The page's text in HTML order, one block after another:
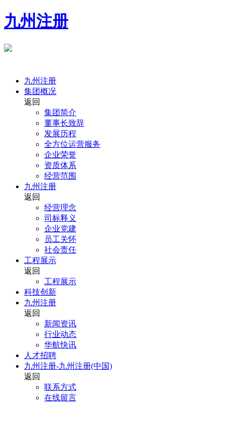
九州注册
九州注册
集团概况
返回
集团简介
董事长致辞
发展历程
全方位运营服务
企业荣誉
资质体系
经营范围
九州注册
返回
经营理念
司标释义
企业党建
员工关怀
社会责任
工程展示
返回
工程展示
科技创新
九州注册
返回
新闻资讯
行业动态
华航快讯
人才招聘
九州注册-九州注册(中国)
返回
联系方式
在线留言